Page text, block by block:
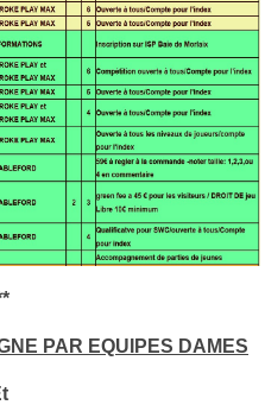
PAR EQUIPES DAMES